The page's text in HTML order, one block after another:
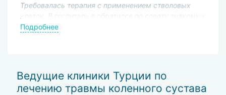
Требовалась терапия с применением стволовых
клеток. В госпиталь я обратился по совету знакомых
и это учреждение внушало доверие. Но мне не
внимательны при выборе специалиста.
Подробнее
Ведущие клиники Турции по
лечению травмы коленного сустава